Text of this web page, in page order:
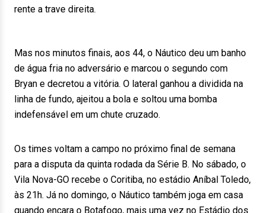
rente a trave direita.
Mas nos minutos finais, aos 44, o Náutico deu um banho
de água fria no adversário e marcou o segundo com
Bryan e decretou a vitória. O lateral ganhou a dividida na
linha de fundo, ajeitou a bola e soltou uma bomba
indefensável em um chute cruzado.
Os times voltam a campo no próximo final de semana
para a disputa da quinta rodada da Série B. No sábado, o
Vila Nova-GO recebe o Coritiba, no estádio Aníbal Toledo,
às 21h. Já no domingo, o Náutico também joga em casa
quando encara o Botafogo, mais uma vez no Estádio dos